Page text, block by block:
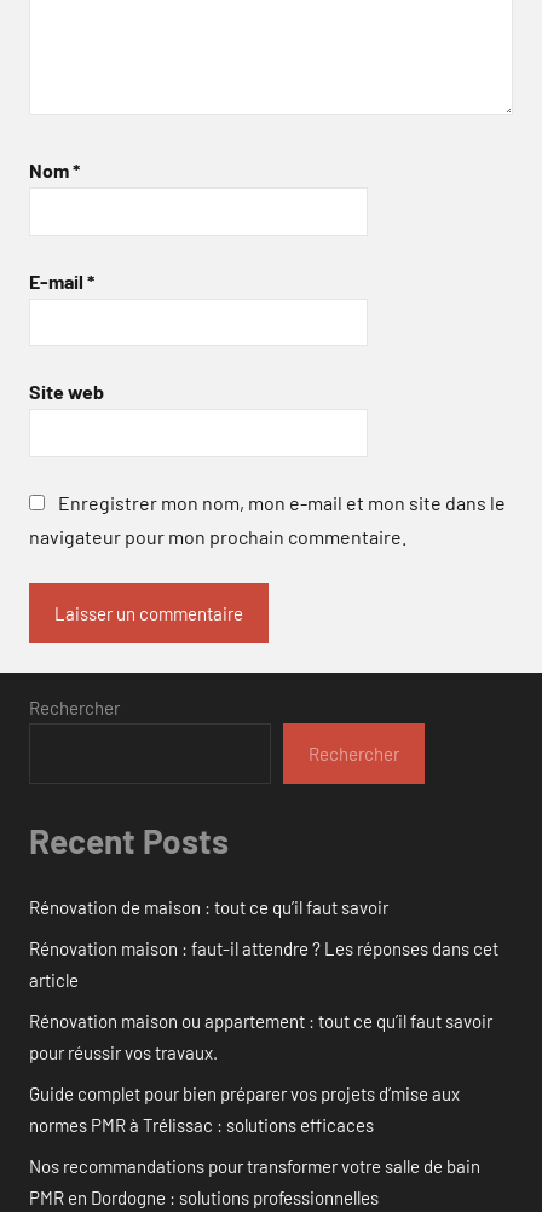
Nom*
E-mail *
Site web
Enregistrer mon nom, mon e-mail et mon site dans le
navigateur pour mon prochain commentaire.
Rechercher
Rechercher
Recent Posts
Rénovation de maison : tout ce qu’il faut savoir
Rénovation maison : faut-il attendre ? Les réponses dans cet
article
Rénovation maison ou appartement : tout ce qu’il faut savoir
pour réussir vos travaux.
Guide complet pour bien préparer vos projets d’mise aux
normes PMR à Trélissac : solutions efficaces
Nos recommandations pour transformer votre salle de bain
PMR en Dordogne : solutions professionnelles